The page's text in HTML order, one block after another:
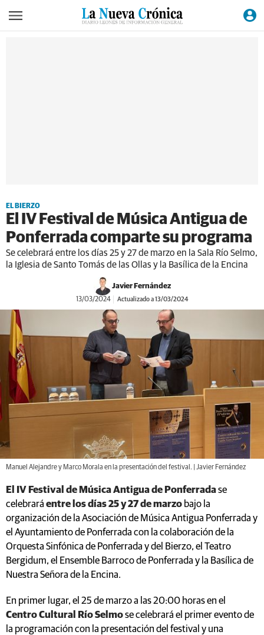
EL BIERZO
El IV Festival de Música Antigua de
Ponferrada comparte su programa
Se celebrará entre los días 25 y 27 de marzo en la Sala Río Selmo,
la Iglesia de Santo Tomás de las Ollas y la Basílica de la Encina
Javier Fernández
13/03/2024 Actualizado a 13/03/2024
Manuel Alejandre y Marco Morala en la presentación del festival. | Javier Fernández
El IV Festival de Música Antigua de Ponferradase
celebrará entre los días 25 y 27 de marzo bajo la
organización de la Asociación de Música Antigua Ponferrada y
el Ayuntamiento de Ponferrada con la colaboración de la
Orquesta Sinfónica de Ponferrada y del Bierzo, el Teatro
Bergidum, el Ensemble Barroco de Ponferrada y la Basílica de
Nuestra Señora de la Encina.
En primer lugar, el 25 de marzo a las 20:00 horas en el
Centro Cultural Río Selmose celebrará el primer evento de
la programación con la presentación del festival y una